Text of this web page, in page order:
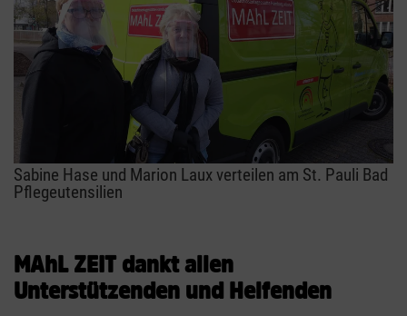
Sabine Hase und Marion Laux verteilen am St. Pauli Bad
Pflegeutensilien
MAhL ZEIT dankt allen
Unterstützenden und Helfenden